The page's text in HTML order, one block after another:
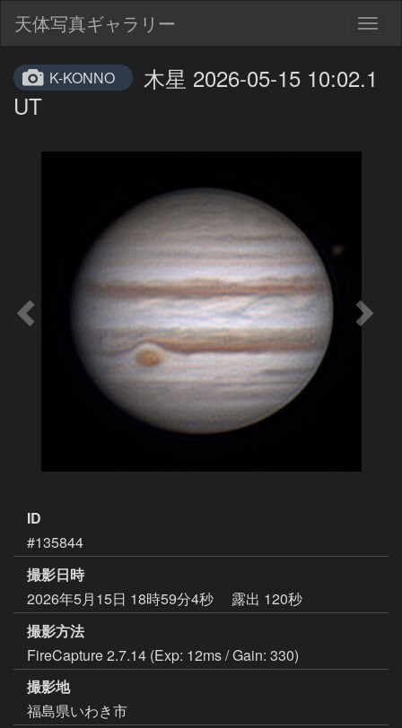
天体写真ギャラリー
K-KONNO
木星 2026-05-15 10:02.1
UT
ID
#135844
撮影日時
2026年5月15日 18時59分4秒
露出 120秒
撮影方法
FireCapture 2.7.14 (Exp: 12ms / Gain: 330)
撮影地
福島県いわき市